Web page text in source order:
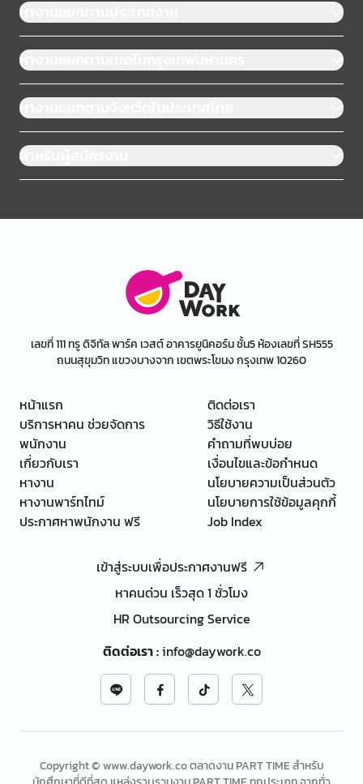
หางานแยกตามประเภทงาน
หางานแยกตามเขตในกรุงเทพมหานคร
หางานแยกตามจังหวัดในประเทศไทย
สำหรับผู้สมัครงาน
เลขที่ 111 ทรู ดิจิทัล พาร์ค เวสต์ อาคารยูนิคอร์น ชั้น5 ห้องเลขที่ SH555
ถนนสุขุมวิท แขวงบางจาก เขตพระโขนง กรุงเทพ 10260
หน้าแรก
บริการหาคน ช่วยจัดการ
พนักงาน
เกี่ยวกับเรา
หางาน
หางานพาร์ทไทม์
ประกาศหาพนักงาน ฟรี
ติดต่อเรา
วิธีใช้งาน
คำถามที่พบบ่อย
เงื่อนไขและข้อกำหนด
นโยบายความเป็นส่วนตัว
นโยบายการใช้ข้อมูลคุกกี้
Job Index
เข้าสู่ระบบเพื่อประกาศงานฟรี
หาคนด่วน เร็วสุด 1 ชั่วโมง
HR Outsourcing Service
ติดต่อเรา:info@daywork.co
Copyright © www.daywork.co ตลาดงาน PART TIME สำหรับ